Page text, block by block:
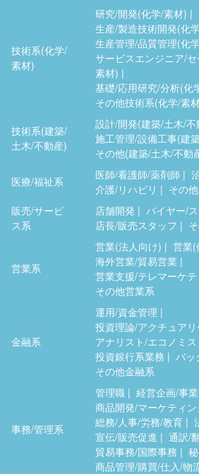
技術系(化学/
素材)
研究/開発(化学/素材)
生産/製造技術開発(化
生産管理/品質管理(化
サービスエンジニア/
素材)
基礎/応用研究/分析(化
その他技術系(化学/素
技術系(建築/
土木/不動産)
設計/開発(建築/土木/不
施工管理/設備工事(建
その他(建築/土木/不動
医療/福祉系
医師/看護師/薬剤師
介護/リハビリ
その
販売/サービ
ス系
店舗開発
バイヤー/
店長/販売スタッフ
営業系
営業(法人向け)
営業(
海外営業/貿易営業
営業支援/テレマーケ
その他営業系
金融系
運用/資金管理
投資理論/アクチュア
アナリスト/エコノミ
投資銀行系業務
バッ
その他金融系
事務/管理系
管理職
経営企画/事
商品開発/マーケティ
総務/人事/労務/教育
宣伝/販売促進
通訳/
貿易事務/国際事務
商品管理/購買/仕入/物